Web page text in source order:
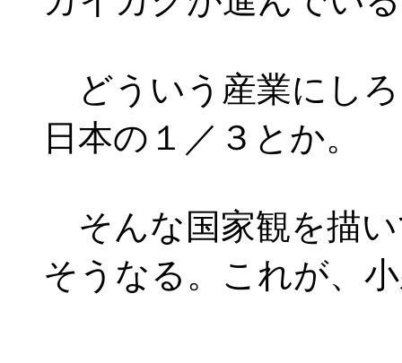
どういう産業にし
日本の１／３とか。
そんな国家観を描
そうなる。これが、